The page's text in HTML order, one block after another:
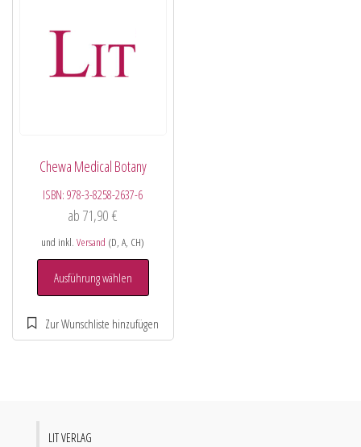
Chewa Medical Botany
ISBN:978-3-8258-2637-6
ab 71,90€
und inkl.Versand (D, A, CH)
Ausführung wählen
LIT VERLAG